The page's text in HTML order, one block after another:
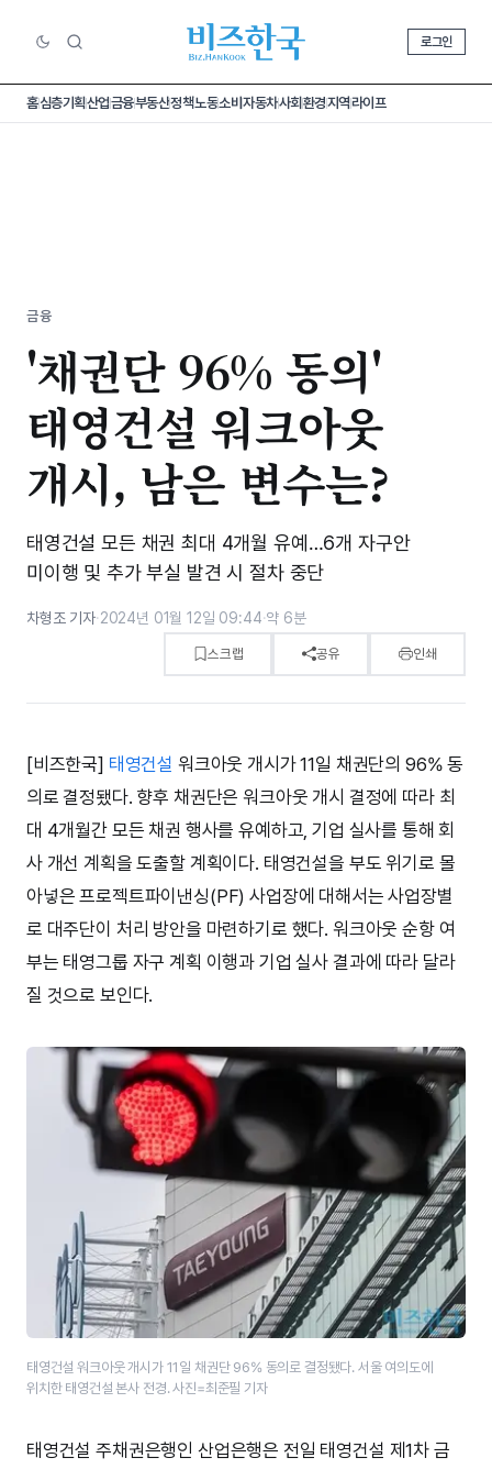
로그인
홈심층기획산업금융부동산정책노동소비 자동차사회환경지역라이프
금융
'채권단 96% 동의'
태영건설 워크아웃
개시, 남은 변수는?
태영건설 모든 채권 최대 4개월 유예…6개 자구안
미이행 및 추가 부실 발견 시 절차 중단
차형조 기자·2024년 01월 12일 09:44·약 6분
스크랩 공유 인쇄
[비즈한국] 태영건설 워크아웃 개시가 11일 채권단의 96% 동
의로 결정됐다. 향후 채권단은 워크아웃 개시 결정에 따라 최
대 4개월간 모든 채권 행사를 유예하고, 기업 실사를 통해 회
사 개선 계획을 도출할 계획이다. 태영건설을 부도 위기로 몰
아넣은 프로젝트파이낸싱(PF) 사업장에 대해서는 사업장별
로 대주단이 처리 방안을 마련하기로 했다. 워크아웃 순항 여
부는 태영그룹 자구 계획 이행과 기업 실사 결과에 따라 달라
질 것으로 보인다.
태영건설 워크아웃 개시가 11일 채권단 96% 동의로 결정됐다. 서울 여의도에
위치한 태영건설 본사 전경. 사진=최준필 기자
태영건설 주채권은행인 산업은행은 전일 태영건설 제1차 금